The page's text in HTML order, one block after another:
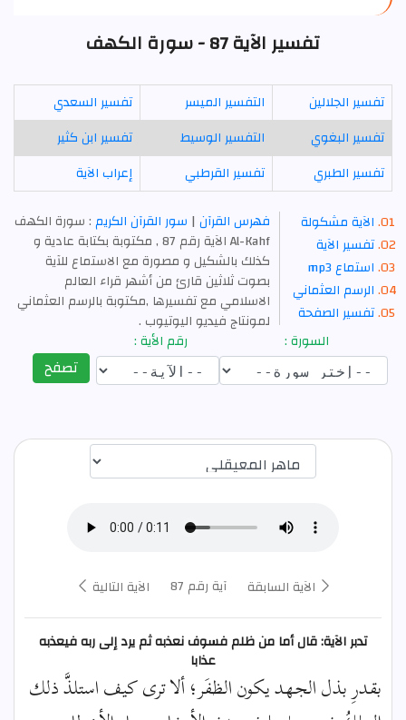
تفسير الآية 87 - سورة الكهف
تفسير الجلالين التفسير الميسر
تفسير السعدي
تفسير البغوي
التفسير الوسيط
تفسير ابن كثير
تفسير الطبري
تفسير القرطبي إعراب الآية
الآية مشكولة
تفسير الآية
استماع mp3
الرسم العثماني
تفسير الصفحة
فهرس القرآن | سور القرآن الكريم: سورة الكهف
Al-Kahf الآية رقم 87 , مكتوبة بكتابة عادية و
كذلك بالشكيل و مصورة مع الاستماع للآية
بصوت ثلاثين قارئ من أشهر قراء العالم
الاسلامي مع تفسيرها ,مكتوبة بالرسم العثماني
لمونتاج فيديو اليوتيوب .
السورة :
رقم الأية :
تصفح
اختيار قارئ الآية
الآية السابقة آية رقم 87 الآية التالية
تدبر الآية: قال أما من ظلم فسوف نعذبه ثم يرد إلى ربه فيعذبه
عذابا
بقدرِ بذل الجهد يكون الظفَر؛ ألا ترى كيف استلذَّ ذلك